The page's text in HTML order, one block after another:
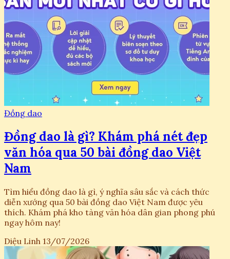
Đồng dao
Đồng dao là gì? Khám phá nét đẹp
văn hóa qua 50 bài đồng dao Việt
Nam
Tìm hiểu đồng dao là gì, ý nghĩa sâu sắc và cách thức
diễn xướng qua 50 bài đồng dao Việt Nam được yêu
thích. Khám phá kho tàng văn hóa dân gian phong phú
ngay hôm nay!
Diệu Linh 13/07/2026